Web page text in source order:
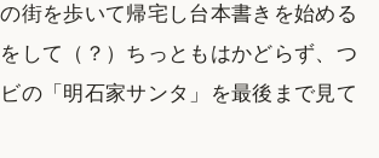
街を歩いて帰宅し台本書きを始める
して（？）ちっともはかどらず、つ
の「明石家サンタ」を最後まで見て